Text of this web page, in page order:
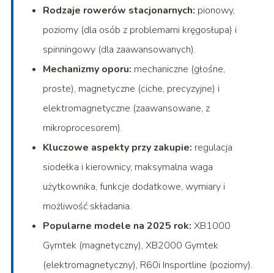
Rodzaje rowerów stacjonarnych: pionowy,
poziomy (dla osób z problemami kręgosłupa) i
spinningowy (dla zaawansowanych).
Mechanizmy oporu: mechaniczne (głośne,
proste), magnetyczne (ciche, precyzyjne) i
elektromagnetyczne (zaawansowane, z
mikroprocesorem).
Kluczowe aspekty przy zakupie: regulacja
siodełka i kierownicy, maksymalna waga
użytkownika, funkcje dodatkowe, wymiary i
możliwość składania.
Popularne modele na 2025 rok: XB1000
Gymtek (magnetyczny), XB2000 Gymtek
(elektromagnetyczny), R60i Insportline (poziomy).